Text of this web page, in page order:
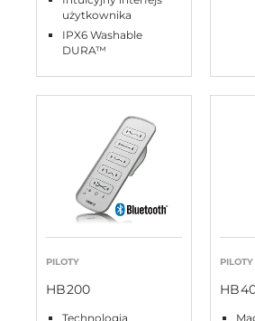
użytkownika
IPX6 Washable
DURA™
PILOTY
HB200
Technologia
PILOTY